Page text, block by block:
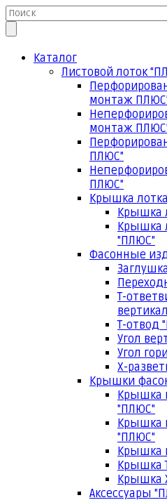
Каталог
Листовой лоток
монтаж
монтаж
ПЛЮС"
ПЛЮС"
Крышка
Крышка
Крышка
"ПЛЮС"
Фасонные
Т-
Т-отвод
Угол
Угол
Х-
Крышки
Крышка
"ПЛЮС"
Крышка
"ПЛЮС"
Крышка
Крышка
Крышка
Аксессуары